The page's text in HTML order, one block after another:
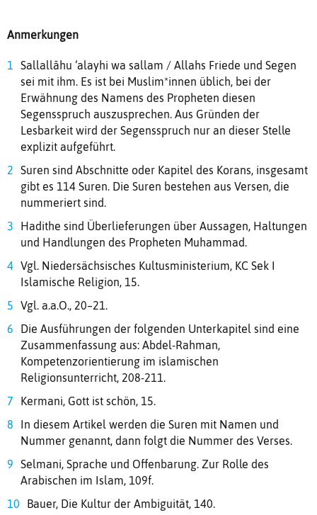
Anmerkungen
Sallallāhu ‘alayhi wa sallam / Allahs Friede und Segen
sei mit ihm. Es ist bei Muslim*innen üblich, bei der
Erwähnung des Namens des Propheten diesen
Segensspruch auszusprechen. Aus Gründen der
Lesbarkeit wird der Segensspruch nur an dieser Stelle
explizit aufgeführt.
Suren sind Abschnitte oder Kapitel des Korans, insgesamt
gibt es 114 Suren. Die Suren bestehen aus Versen, die
nummeriert sind.
Hadithe sind Überlieferungen über Aussagen, Haltungen
und Handlungen des Propheten Muhammad.
Vgl. Niedersächsisches Kultusministerium, KC Sek I
Islamische Religion, 15.
Vgl. a.a.O., 20–21.
Die Ausführungen der folgenden Unterkapitel sind eine
Zusammenfassung aus: Abdel-Rahman,
Kompetenzorientierung im islamischen
Religionsunterricht, 208-211.
Kermani, Gott ist schön, 15.
In diesem Artikel werden die Suren mit Namen und
Nummer genannt, dann folgt die Nummer des Verses.
Selmani, Sprache und Offenbarung. Zur Rolle des
Arabischen im Islam, 109f.
Bauer, Die Kultur der Ambiguität, 140.